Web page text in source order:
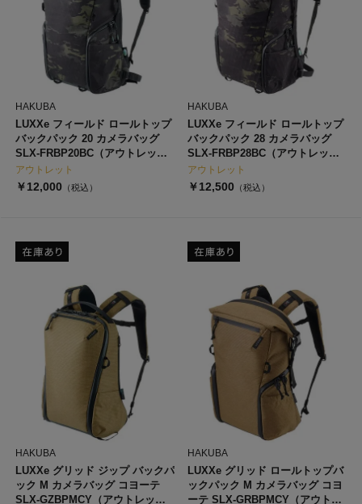
アウトレット
HAKUBA
LUXXe フィールド ロールトップ
バックパック 20 カメラバッグ
SLX-FRBP20BC（アウトレッ
ト）
￥12,000 （税込）
アウトレット
HAKUBA
LUXXe フィールド ロールトップ
バックパック 28 カメラバッグ
SLX-FRBP28BC（アウトレッ
ト）
￥12,500 （税込）
HAKUBA
LUXXe グリッド ジップ バックパ
ック M カメラバッグ コヨーテ
SLX-GZBPMCY（アウトレッ
HAKUBA
LUXXe グリッド ロールトップバ
ックパック M カメラバッグ コヨ
ーテ SLX-GRBPMCY（アウトレ